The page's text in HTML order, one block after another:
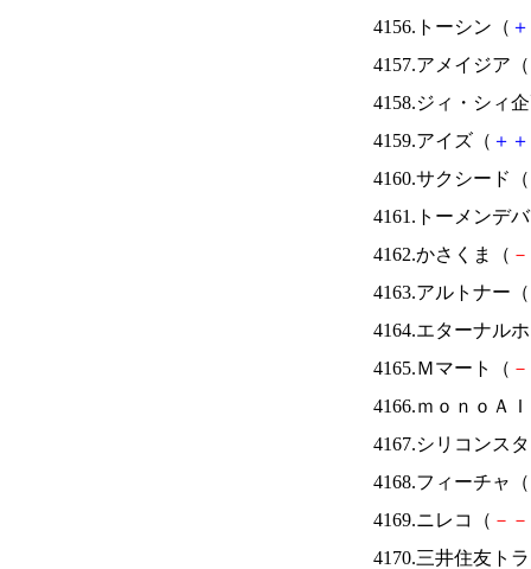
4156.トーシン（ ＋
4157.アメイジア（
4158.ジィ・シィ
4159.アイズ（ ＋ ＋
4160.サクシード（
4161.トーメンデ
4162.かさくま（ －
4163.アルトナー（
4164.エターナル
4165.Ｍマート（ －
4166.ｍｏｎｏＡ
4167.シリコンス
4168.フィーチャ（
4169.ニレコ（ － －
4170.三井住友ト